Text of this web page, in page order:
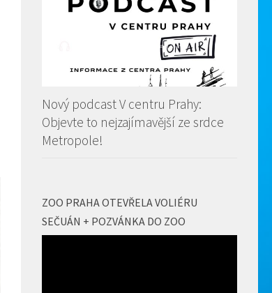
Nový podcast V centru Prahy:
Objevte to nejzajímavější ze srdce
Metropole!
ZOO PRAHA OTEVŘELA VOLIÉRU
SEČUÁN + POZVÁNKA DO ZOO